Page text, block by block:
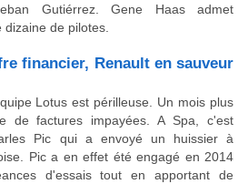
Gutiérrez. Gene Haas admet
de pilotes.
financier, Renault en sauveur
Lotus est périlleuse. Un mois plus
de factures impayées. A Spa, c'est
Pic qui a envoyé un huissier à
Pic a en effet été engagé en 2014
d'essais tout en apportant de